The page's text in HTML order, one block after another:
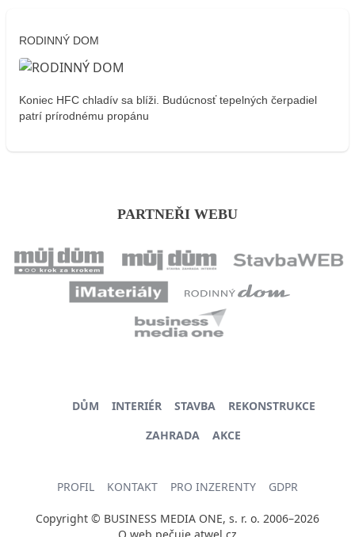
RODINNÝ DOM
Koniec HFC chladív sa blíži. Budúcnosť tepelných čerpadiel
patrí prírodnému propánu
PARTNEŘI WEBU
DŮM INTERIÉR STAVBA
REKONSTRUKCE
ZAHRADA
AKCE
PROFIL KONTAKT PRO INZERENTY GDPR
Copyright © BUSINESS MEDIA ONE, s. r. o. 2006–2026